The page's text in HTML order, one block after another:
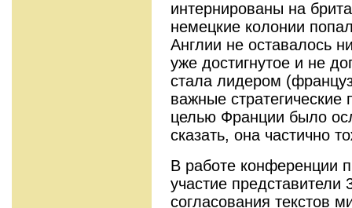
интернированы на
немецкие колонии
Англии не оставалось
уже достигнутое и не
стала лидером
важные
целью Франции было
сказать, она частично
В работе конференции
участие представители
согласования текстов